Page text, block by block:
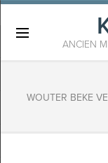
ANCIEN
WOUTER BEKE